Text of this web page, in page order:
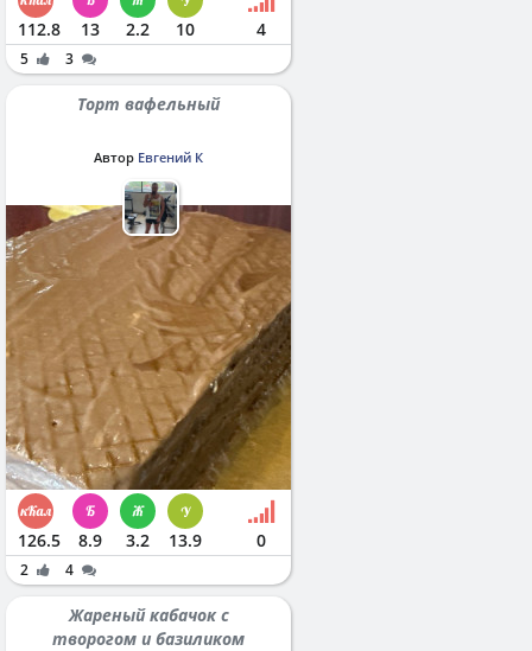
112.8 13 2.2 10 4
5 3
Торт вафельный
Автор Евгений К
126.5 8.9 3.2 13.9 0
2 4
Жареный кабачок с
творогом и базиликом